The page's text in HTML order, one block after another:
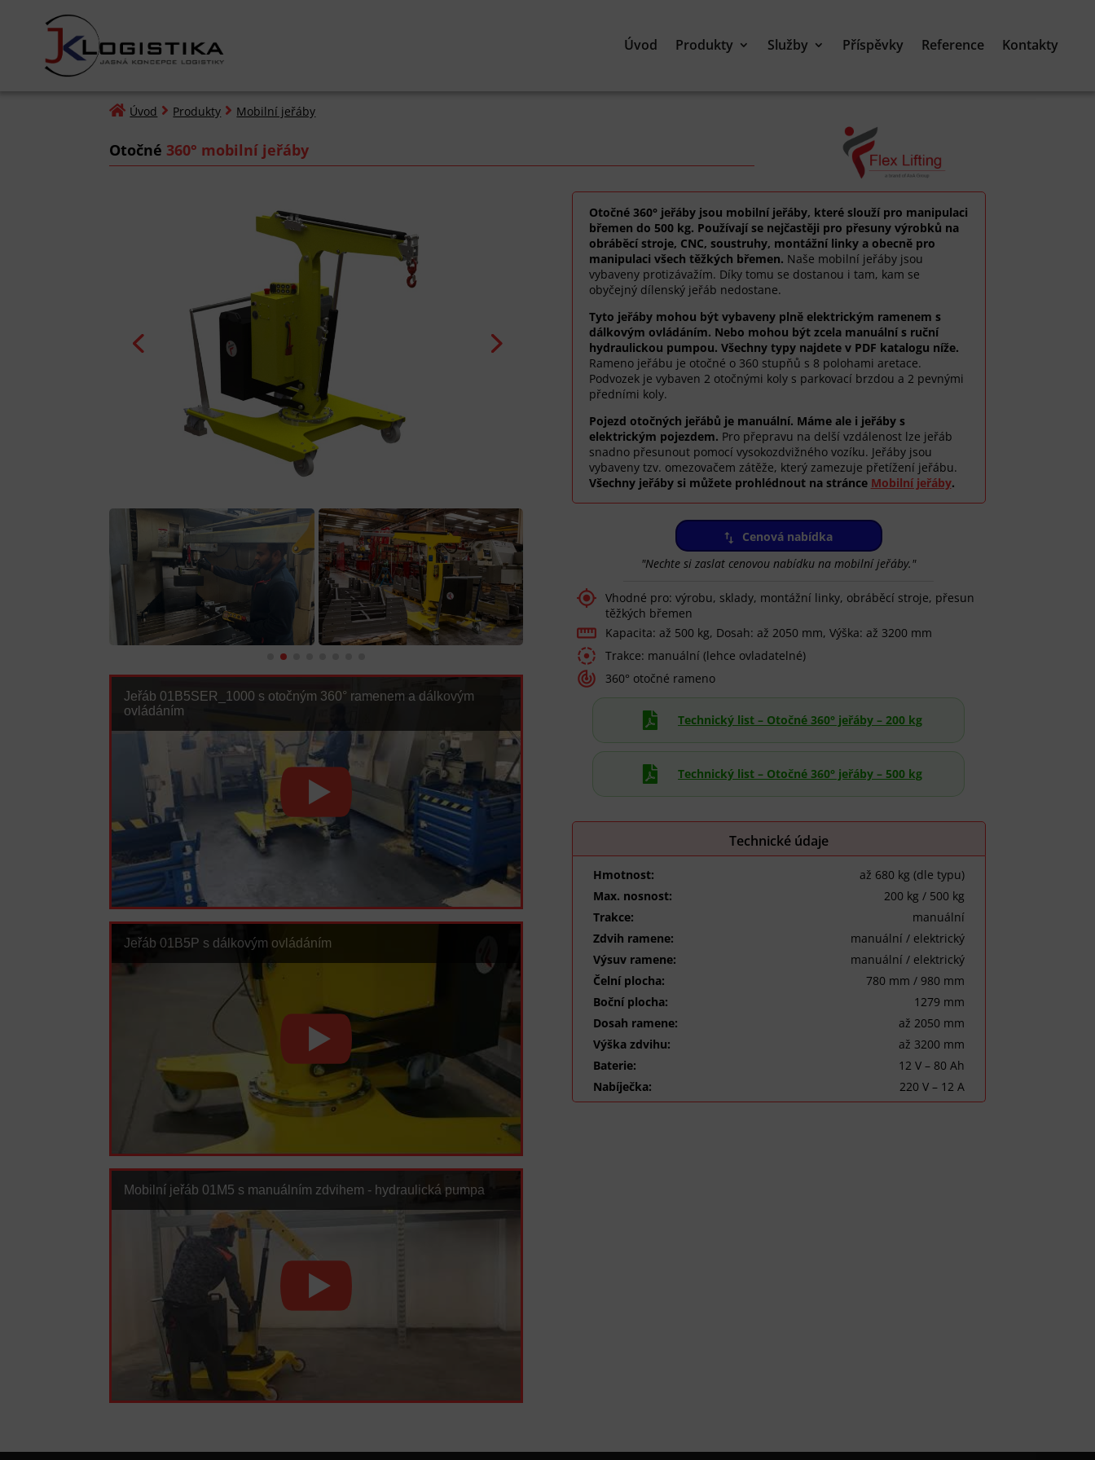
Úvod Produkty Služby Příspěvky Reference Kontakty
 Úvod  Produkty  Mobilní jeřáby
Otočné 360° mobilní jeřáby
Jeřáb 01B5SER_1000 s otočným 360° ramenem a dálkovým
ovládáním
Jeřáb 01B5P s dálkovým ovládáním
Mobilní jeřáb 01M5 s manuálním zdvihem - hydraulická pumpa
Otočné 360° jeřáby jsou mobilní jeřáby, které slouží pro manipulaci
břemen do 500 kg. Používají se nejčastěji pro přesuny výrobků na
obráběcí stroje, CNC, soustruhy, montážní linky a obecně pro
manipulaci všech těžkých břemen. Naše mobilní jeřáby jsou
vybaveny protizávažím. Díky tomu se dostanou i tam, kam se
obyčejný dílenský jeřáb nedostane.
Tyto jeřáby mohou být vybaveny plně elektrickým ramenem s
dálkovým ovládáním. Nebo mohou být zcela manuální s ruční
hydraulickou pumpou. Všechny typy najdete v PDF katalogu níže.
Rameno jeřábu je otočné o 360 stupňů s 8 polohami aretace.
Podvozek je vybaven 2 otočnými koly s parkovací brzdou a 2 pevnými
předními koly.
Pojezd otočných jeřábů je manuální. Máme ale i jeřáby s
elektrickým pojezdem. Pro přepravu na delší vzdálenost lze jeřáb
snadno přesunout pomocí vysokozdvižného vozíku. Jeřáby jsou
vybaveny tzv. omezovačem zátěže, který zamezuje přetížení jeřábu.
Všechny jeřáby si můžete prohlédnout na stránce Mobilní jeřáby.
Cenová nabídka
"Nechte si zaslat cenovou nabídku na mobilní jeřáby."
 Vhodné pro: výrobu, sklady, montážní linky, obráběcí stroje, přesun
těžkých břemen
 Kapacita: až 500 kg, Dosah: až 2050 mm, Výška: až 3200 mm
 Trakce: manuální (lehce ovladatelné)
 360° otočné rameno
 Technický list – Otočné 360° jeřáby – 200 kg
 Technický list – Otočné 360° jeřáby – 500 kg
Technické údaje
Hmotnost:
až 680 kg (dle typu)
Max. nosnost:
200 kg / 500 kg
Trakce:
manuální
Zdvih ramene:
manuální / elektrický
Výsuv ramene:
manuální / elektrický
Čelní plocha:
780 mm / 980 mm
Boční plocha:
1279 mm
Dosah ramene:
až 2050 mm
Výška zdvihu:
až 3200 mm
Baterie:
12 V – 80 Ah
Nabíječka:
220 V – 12 A